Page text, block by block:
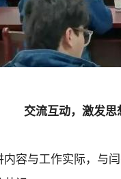
交流互动，激发思
容与工作实际，与